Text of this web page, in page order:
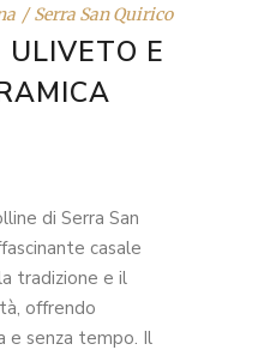
Serra San Quirico
ULIVETO E
di Serra San
casale
tradizione e il
offrendo
e senza tempo. Il